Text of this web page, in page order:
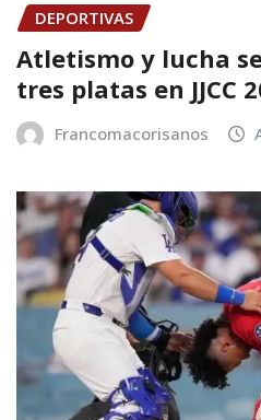
DEPORTIVAS
Atletismo y lucha
tres platas en JJCC
Francomacorisanos